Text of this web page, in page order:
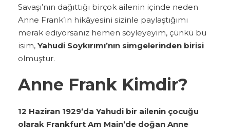
Savaşı’nın dağıttığı birçok ailenin içinde neden
Anne Frank’ın hikâyesini sizinle paylaştığımı
merak ediyorsanız hemen söyleyeyim, çünkü bu
isim, Yahudi Soykırımı’nın simgelerinden birisi
olmuştur.
Anne Frank Kimdir?
12 Haziran 1929’da Yahudi bir ailenin çocuğu
olarak Frankfurt Am Main’de doğan Anne